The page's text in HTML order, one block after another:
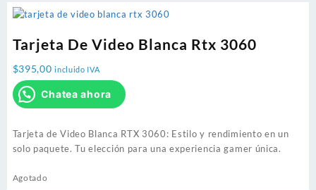
Tarjeta De Video Blanca Rtx 3060
$395,00 incluido IVA
Chatea ahora
Tarjeta de Video Blanca RTX 3060: Estilo y rendimiento en un
solo paquete. Tu elección para una experiencia gamer única.
Agotado